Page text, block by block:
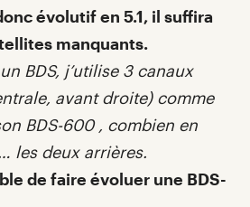
évolutif en 5.1, il suffira
manquants.
BDS, j’utilise 3 canaux
avant droite) comme
BDS-600 , combien en
les deux arrières.
de faire évoluer une BDS-